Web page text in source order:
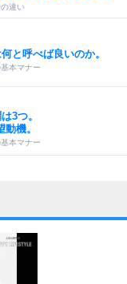
違い
と呼べば良いのか。
本マナー
3つ。
機。
本マナー
い。